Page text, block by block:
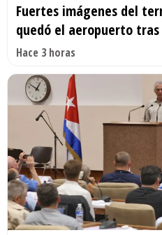
Fuertes imágenes del
quedó el aeropuerto
Hace 3 horas